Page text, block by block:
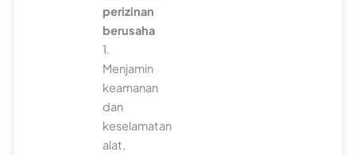
perizinan
berusaha
1.
Menjamin
keamanan
dan
keselamatan
alat,